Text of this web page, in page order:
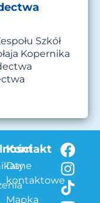
Szkół
Kopernika
Kontakt
Dane
kontaktowe
Mapka